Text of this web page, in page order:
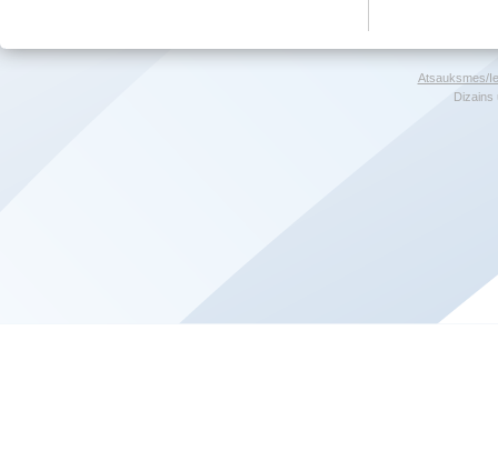
Atsauksmes/
Dizains